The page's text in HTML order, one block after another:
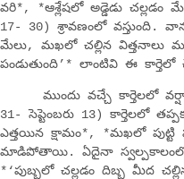
వరి*, *ఆశ్లేషలో అడ్డెడు చల్లడం
17- 30) శ్రావణంలో వస్తుంది.
మేలు, మఖలో చల్లిన విత్తనాలు
పండుతుంది’* లాంటివి ఈ
ముందు వచ్చే కార్తెలలో
31- సెప్టెంబరు 13) కార్తెలలో
ఎత్తయిన క్షామం*, *మఖలో పుట్టి
మాడిపోతాయి. ఏదైనా
*‘పుబ్బలో చల్లడం దిబ్బ మీద